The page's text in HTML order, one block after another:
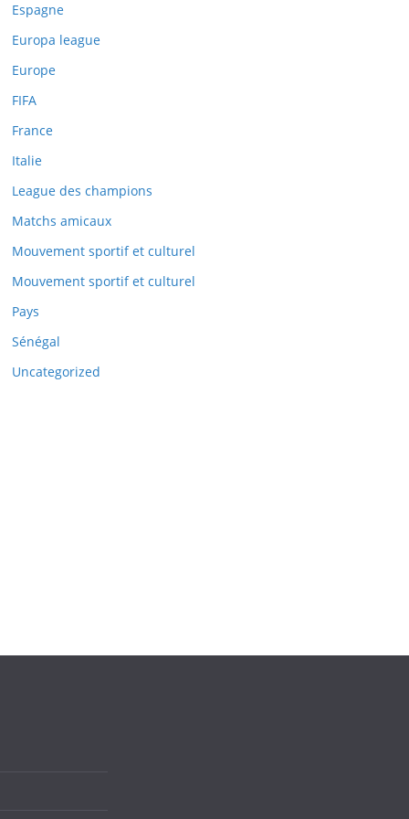
Espagne
Europa league
Europe
FIFA
France
Italie
League des champions
Matchs amicaux
Mouvement sportif et culturel
Mouvement sportif et culturel
Pays
Sénégal
Uncategorized